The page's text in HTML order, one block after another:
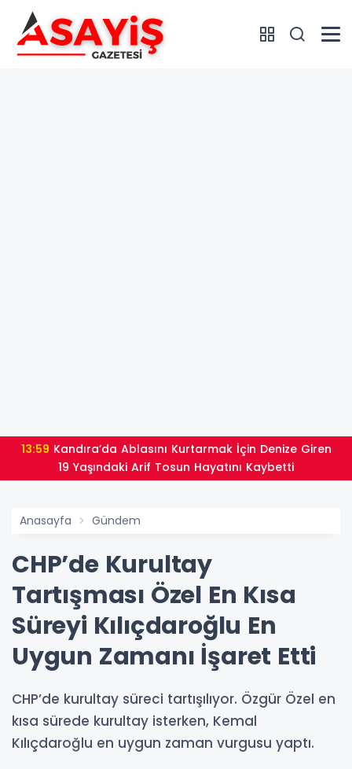
13:59
19 Yaşındaki Arif Tosun Hayatını Kaybetti
Anasayfa Gündem
CHP’de Kurultay
Tartışması Özel En Kısa
Süreyi Kılıçdaroğlu En
Uygun Zamanı İşaret Etti
CHP’de kurultay süreci tartışılıyor. Özgür Özel en
kısa sürede kurultay isterken, Kemal
Kılıçdaroğlu en uygun zaman vurgusu yaptı.